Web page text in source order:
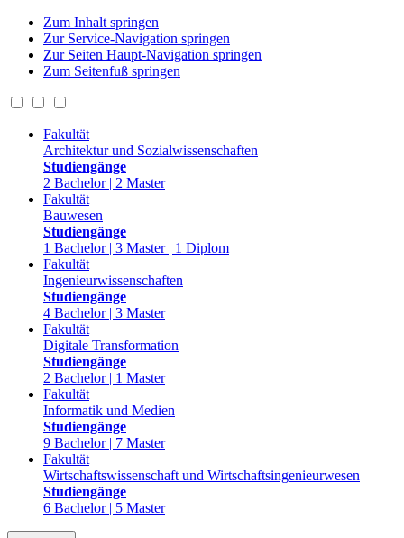
Zum Inhalt springen
Zur Service-Navigation springen
Zur Seiten Haupt-Navigation springen
Zum Seitenfuß springen
Fakultät
Architektur und Sozialwissenschaften
Studiengänge
2 Bachelor | 2 Master
Fakultät
Bauwesen
Studiengänge
1 Bachelor | 3 Master | 1 Diplom
Fakultät
Ingenieurwissenschaften
Studiengänge
4 Bachelor | 3 Master
Fakultät
Digitale Transformation
Studiengänge
2 Bachelor | 1 Master
Fakultät
Informatik und Medien
Studiengänge
9 Bachelor | 7 Master
Fakultät
Wirtschaftswissenschaft und Wirtschaftsingenieurwesen
Studiengänge
6 Bachelor | 5 Master